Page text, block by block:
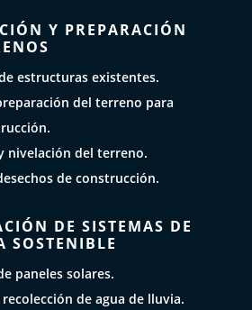
Y PREPARACIÓN
estructuras existentes.
del terreno para
nivelación del terreno.
de construcción.
DE SISTEMAS DE
SOSTENIBLE
paneles solares.
de agua de lluvia.